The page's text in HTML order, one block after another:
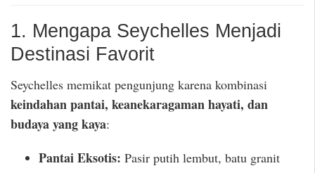
1. Mengapa Seychelles Menjadi
Destinasi Favorit
Seychelles memikat pengunjung karena kombinasi
keindahan pantai, keanekaragaman hayati, dan
budaya yang kaya:
Pantai Eksotis: Pasir putih lembut, batu granit